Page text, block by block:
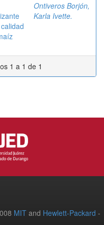
Ontiveros Borjón,
Karla Ivette.
1 a 1 de 1
MIT and Hewlett-Packard -